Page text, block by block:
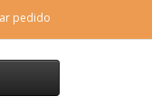
pedido